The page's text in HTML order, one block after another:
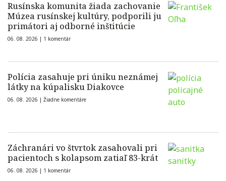
Rusínska komunita žiada zachovanie
Múzea rusínskej kultúry, podporili ju
primátori aj odborné inštitúcie
06. 08. 2026 | 1 komentár
Polícia zasahuje pri úniku neznámej
látky na kúpalisku Diakovce
06. 08. 2026 | Žiadne komentáre
Záchranári vo štvrtok zasahovali pri
pacientoch s kolapsom zatiaľ 83-krát
06. 08. 2026 | 1 komentár